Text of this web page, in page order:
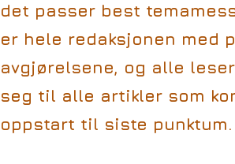
det passer best
er hele redaksjonen med
avgjørelsene, og alle
seg til alle artikler som
oppstart til siste punktum.